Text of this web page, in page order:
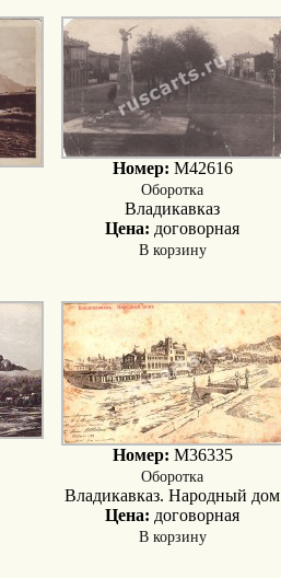
Номер: M42616
Оборотка
Владикавказ
Цена: договорная
В корзину
Номер: M36335
Оборотка
Владикавказ. Народный дом
Цена: договорная
В корзину